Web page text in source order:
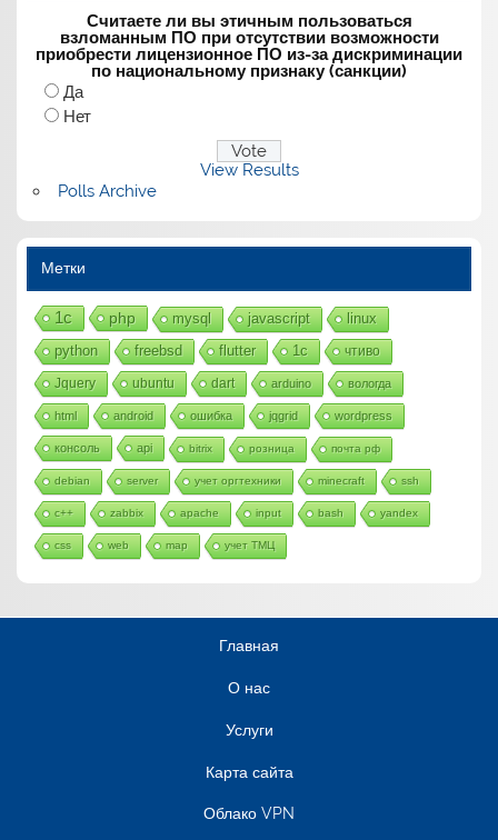
Считаете ли вы этичным пользоваться
взломанным ПО при отсутствии возможности
приобрести лицензионное ПО из-за дискриминации
по национальному признаку (санкции)
Да
Нет
View Results
Polls Archive
Метки
1с php mysql javascript linux
python freebsd flutter 1c чтиво
Jquery ubuntu dart arduino вологда
html android ошибка jqgrid wordpress
консоль api bitrix розница почта рф
debian server учет оргтехники minecraft ssh
c++ zabbix apache input bash yandex
css web map учет ТМЦ
Главная
О нас
Услуги
Карта сайта
Облако VPN